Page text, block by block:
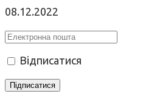
08.12.2022
Відписатися